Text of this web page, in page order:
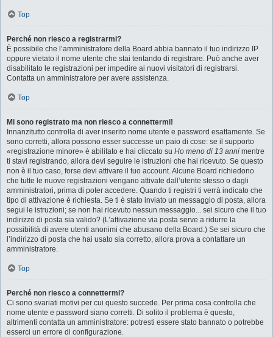
Top
Perché non riesco a registrarmi?
È possibile che l’amministratore della Board abbia bannato il tuo indirizzo IP
oppure vietato il nome utente che stai tentando di registrare. Può anche aver
disabilitato le registrazioni per impedire ai nuovi visitatori di registrarsi.
Contatta un amministratore per avere assistenza.
Top
Mi sono registrato ma non riesco a connettermi!
Innanzitutto controlla di aver inserito nome utente e password esattamente. Se
sono corretti, allora possono esser successe un paio di cose: se il supporto
«registrazione minore» è abilitato e hai cliccato su Ho meno di 13 anni mentre
ti stavi registrando, allora devi seguire le istruzioni che hai ricevuto. Se questo
non è il tuo caso, forse devi attivare il tuo account. Alcune Board richiedono
che tutte le nuove registrazioni vengano attivate dall’utente stesso o dagli
amministratori, prima di poter accedere. Quando ti registri ti verrà indicato che
tipo di attivazione è richiesta. Se ti è stato inviato un messaggio di posta, allora
segui le istruzioni; se non hai ricevuto nessun messaggio... sei sicuro che il tuo
indirizzo di posta sia valido? (L’attivazione via posta serve a ridurre la
possibilità di avere utenti anonimi che abusano della Board.) Se sei sicuro che
l’indirizzo di posta che hai usato sia corretto, allora prova a contattare un
amministratore.
Top
Perché non riesco a connettermi?
Ci sono svariati motivi per cui questo succede. Per prima cosa controlla che
nome utente e password siano corretti. Di solito il problema è questo,
altrimenti contatta un amministratore: potresti essere stato bannato o potrebbe
esserci un errore di configurazione.